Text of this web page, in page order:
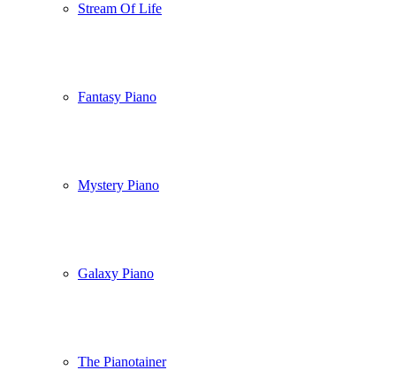
Stream Of Life
Fantasy Piano
Mystery Piano
Galaxy Piano
The Pianotainer